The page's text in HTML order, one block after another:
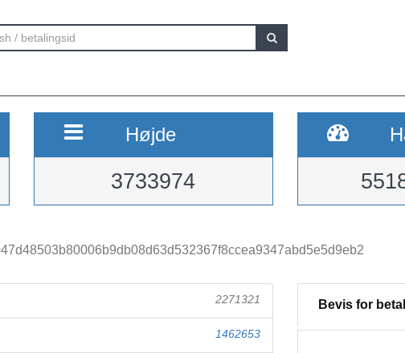
Højde
3733974
2271321
1462653
Bevis for